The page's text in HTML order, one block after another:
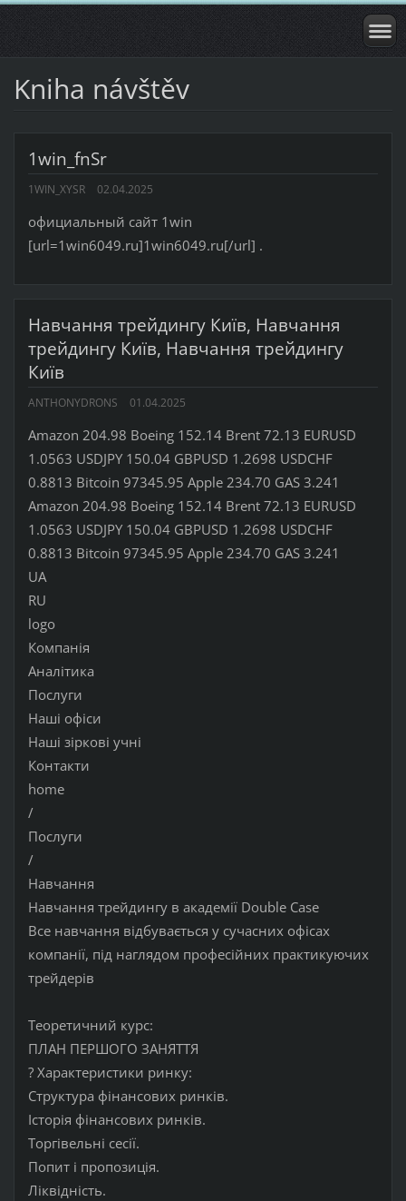
Kniha návštěv
1win_fnSr
1WIN_XYSR 02.04.2025
официальный сайт 1win
[url=1win6049.ru]1win6049.ru[/url] .
Навчання трейдингу Київ, Навчання
трейдингу Київ, Навчання трейдингу
Київ
ANTHONYDRONS 01.04.2025
Amazon 204.98 Boeing 152.14 Brent 72.13 EURUSD
1.0563 USDJPY 150.04 GBPUSD 1.2698 USDCHF
0.8813 Bitcoin 97345.95 Apple 234.70 GAS 3.241
Amazon 204.98 Boeing 152.14 Brent 72.13 EURUSD
1.0563 USDJPY 150.04 GBPUSD 1.2698 USDCHF
0.8813 Bitcoin 97345.95 Apple 234.70 GAS 3.241
UA
RU
logo
Компанія
Аналітика
Послуги
Наші офіси
Наші зіркові учні
Контакти
home
/
Послуги
/
Навчання
Навчання трейдингу в академії Double Case
Все навчання відбувається у сучасних офісах
компанії, під наглядом професійних практикуючих
трейдерів
Теоретичний курс:
ПЛАН ПЕРШОГО ЗАНЯТТЯ
? Характеристики ринку:
Структура фінансових ринків.
Історія фінансових ринків.
Торгівельні сесії.
Попит і пропозиція.
Ліквідність.